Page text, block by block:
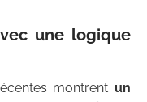
une logique
montrent un